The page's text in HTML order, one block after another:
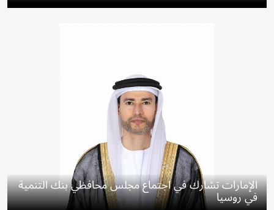
الإمارات تشارك في اجتماع مجلس محافظي بنك التنمية
في روسيا